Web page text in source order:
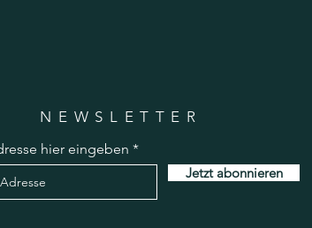
NEWSLETTER
hier eingeben
Jetzt abonnieren